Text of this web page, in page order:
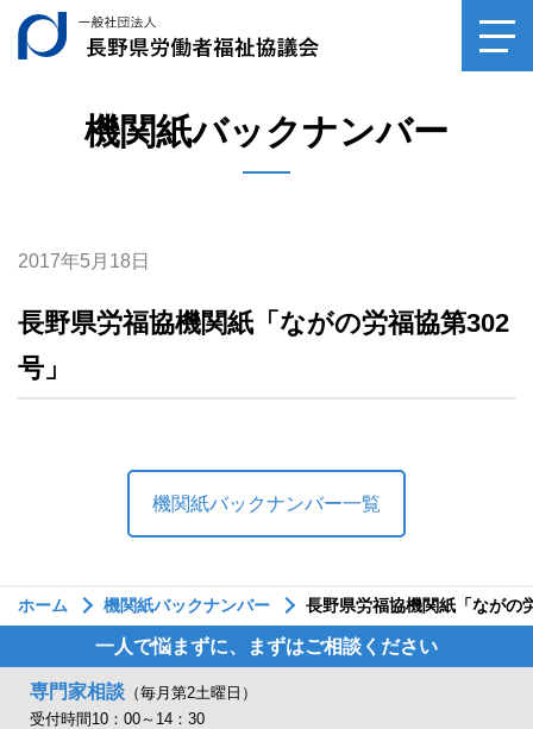
一般社団法人長野
機関紙バックナンバー
2017年5月18日
長野県労福協機関紙「ながの労福協第302
号」
機関紙バックナンバー一覧
ホーム 機関紙バックナンバー 長野県労福協機関紙「ながの
一人で悩まずに、まずはご相談ください
専門家相談 （毎月第2土曜日）
受付時間10：00～14：30